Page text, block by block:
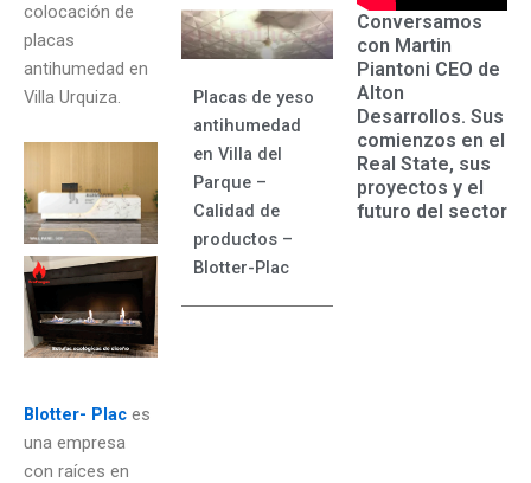
colocación de
placas
antihumedad en
Villa Urquiza.
Blotter- Plac es
una empresa
con raíces en
Placas de yeso
antihumedad
en Villa del
Parque –
Calidad de
productos –
Blotter-Plac
Conversamos
con Martin
Piantoni CEO de
Alton
Desarrollos. Sus
comienzos en el
Real State, sus
proyectos y el
futuro del sector